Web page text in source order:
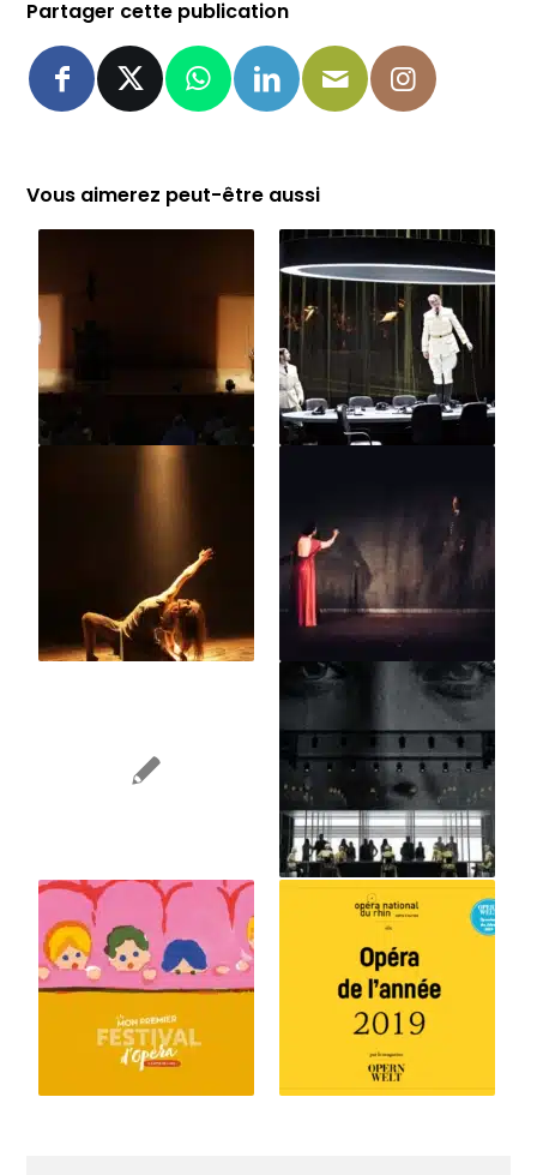
Partager cette publication
Vous aimerez peut-être aussi